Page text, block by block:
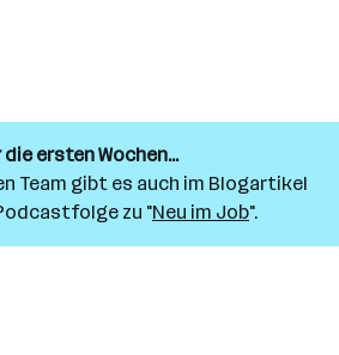
ersten Wochen...
Team gibt es auch im Blogartikel
zu "Neu im Job".